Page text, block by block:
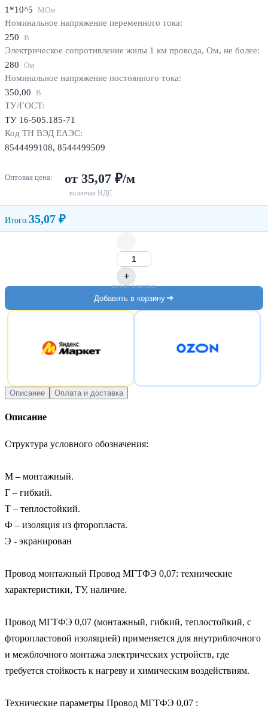
1*10^5 МОм
Номинальное напряжение переменного тока:
250 В
Электрическое сопротивление жилы 1 км провода, Ом, не более:
280 Ом
Номинальное напряжение постоянного тока:
350,00 В
ТУ/ГОСТ:
ТУ 16-505.185-71
Код ТН ВЭД ЕАЭС:
8544499108, 8544499509
Оптовая цена: от 35,07 ₽/м
включая НДС
Итого:35,07 ₽
-
+
кол-во в метрах
Добавить в корзину
Описание Оплата и доставка
Описание
Структура условного обозначения:
М – монтажный.
Г – гибкий.
Т – теплостойкий.
Ф – изоляция из фторопласта.
Э - экранирован
Провод монтажный Провод МГТФЭ 0,07: технические
характеристики, ТУ, наличие.
Провод МГТФЭ 0,07 (монтажный, гибкий, теплостойкий, с
фторопластовой изоляцией) применяется для внутриблочного
и межблочного монтажа электрических устройств, где
требуется стойкость к нагреву и химическим воздействиям.
Технические параметры Провод МГТФЭ 0,07 :